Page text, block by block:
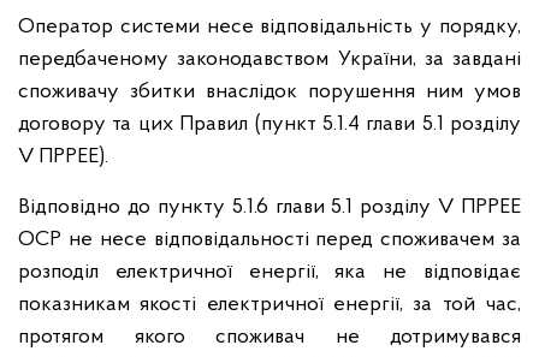
Оператор системи несе відповідальність у порядку,
передбаченому законодавством України, за завдані
споживачу збитки внаслідок порушення ним умов
договору та цих Правил (пункт 5.1.4 глави 5.1 розділу
V ПРРЕЕ).
Відповідно до пункту 5.1.6 глави 5.1 розділу V ПРРЕЕ
ОСР не несе відповідальності перед споживачем за
розподіл електричної енергії, яка не відповідає
показникам якості електричної енергії, за той час,
протягом якого споживач не дотримувався